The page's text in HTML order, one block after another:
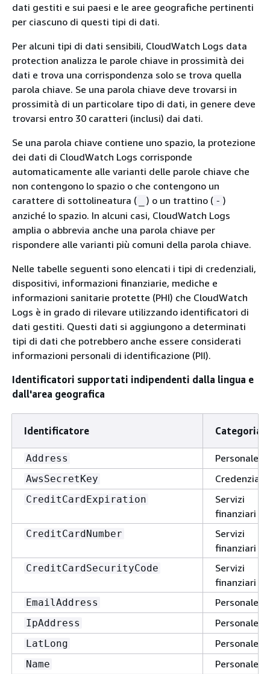
dati gestiti e sui paesi e le aree geografiche pertinenti
per ciascuno di questi tipi di dati.
Per alcuni tipi di dati sensibili, CloudWatch Logs data
protection analizza le parole chiave in prossimità dei
dati e trova una corrispondenza solo se trova quella
parola chiave. Se una parola chiave deve trovarsi in
prossimità di un particolare tipo di dati, in genere deve
trovarsi entro 30 caratteri (inclusi) dai dati.
Se una parola chiave contiene uno spazio, la protezione
dei dati di CloudWatch Logs corrisponde
automaticamente alle varianti delle parole chiave che
non contengono lo spazio o che contengono un
carattere di sottolineatura (
) o un trattino ( - )
anziché lo spazio. In alcuni casi, CloudWatch Logs
amplia o abbrevia anche una parola chiave per
rispondere alle varianti più comuni della parola chiave.
Nelle tabelle seguenti sono elencati i tipi di credenziali,
dispositivi, informazioni finanziarie, mediche e
informazioni sanitarie protette (PHI) che CloudWatch
Logs è in grado di rilevare utilizzando identificatori di
dati gestiti. Questi dati si aggiungono a determinati
tipi di dati che potrebbero anche essere considerati
informazioni personali di identificazione (PII).
Identificatori supportati indipendenti dalla lingua e
dall'area geografica
Identificatore Categoria
Address Personale
AwsSecretKey Credenziali
CreditCardExpiration
Servizi
finanziari
CreditCardNumber
Servizi
finanziari
CreditCardSecurityCode
Servizi
finanziari
EmailAddress Personale
IpAddress Personale
LatLong Personale
Name Personale